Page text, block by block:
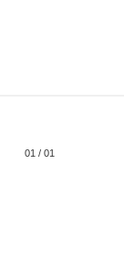
01 / 01